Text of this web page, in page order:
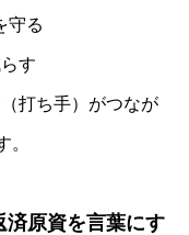
守る
す
打ち手）がつなが
。
済原資を言葉にす